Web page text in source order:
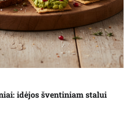
idėjos šventiniam stalui